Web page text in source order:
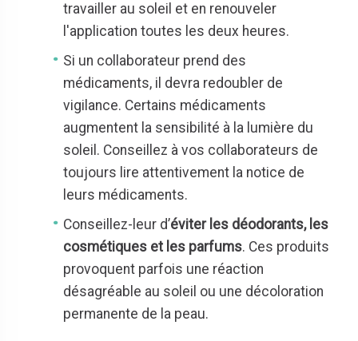
travailler au soleil et en renouveler
l'application toutes les deux heures.
Si un collaborateur prend des
médicaments, il devra redoubler de
vigilance. Certains médicaments
augmentent la sensibilité à la lumière du
soleil. Conseillez à vos collaborateurs de
toujours lire attentivement la notice de
leurs médicaments.
Conseillez-leur d’éviter les déodorants, les
cosmétiques et les parfums. Ces produits
provoquent parfois une réaction
désagréable au soleil ou une décoloration
permanente de la peau.